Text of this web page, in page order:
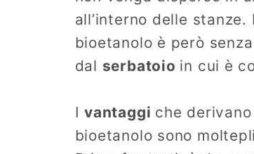
all’interno delle
bioetanolo è però
dal serbatoio in cui è
Ivantaggi che
bioetanolo sono